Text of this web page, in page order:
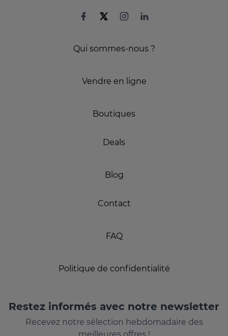
Qui sommes-nous ?
Vendre en ligne
Boutiques
Deals
Blog
Contact
FAQ
Politique de confidentialité
Restez informés avec notre newsletter
Recevez notre sélection hebdomadaire des